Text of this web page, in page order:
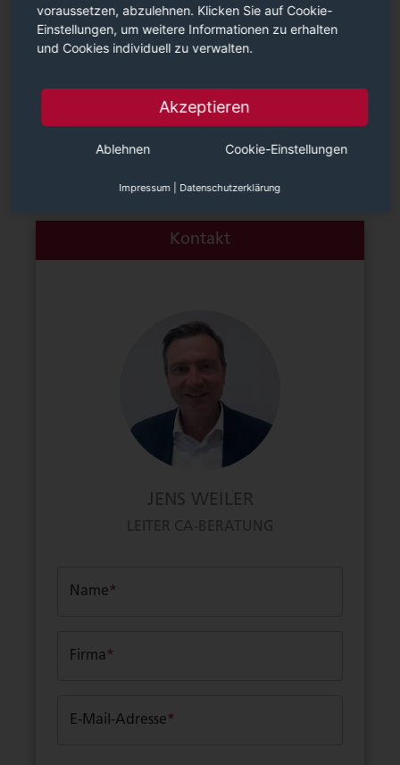
3D
Erhöhung der Prozesssicherheit durch
ausschließliche Verwendung von
Kontakt
JENS WEILER
LEITER CA-BERATUNG
Name*
Firma*
E-Mail-Adresse*
voraussetzen, abzulehnen. Klicken Sie auf Cookie-
Einstellungen, um weitere Informationen zu erhalten
und Cookies individuell zu verwalten.
Akzeptieren
Ablehnen Cookie-Einstellungen
Impressum Datenschutzerklärung